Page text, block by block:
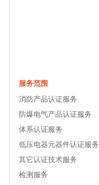
服务范围
消防产品认证服务
防爆电气产品认证服务
体系认证服务
低压电器元器件认证服务
其它认证技术服务
检测服务